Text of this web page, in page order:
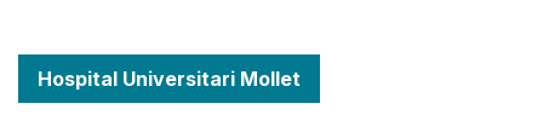
Hospital Universitari Mollet